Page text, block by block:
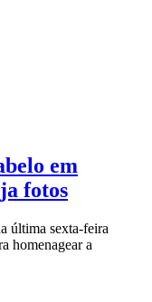
em
fotos
última sexta-feira
homenagear a